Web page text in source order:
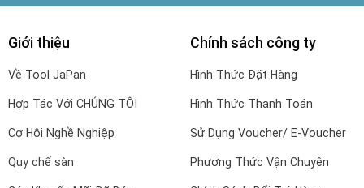
Giới thiệu
Về Tool JaPan
Hợp Tác Với CHÚNG TÔI
Cơ Hội Nghề Nghiệp
Quy chế sàn
Chính sách công ty
Hình Thức Đặt Hàng
Hình Thức Thanh Toán
Sử Dụng Voucher/ E-Voucher
Phương Thức Vận Chuyên